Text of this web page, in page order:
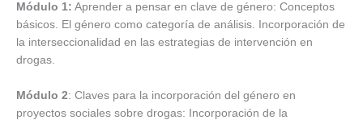
Módulo 1: Aprender a pensar en clave de género: Conceptos
básicos. El género como categoría de análisis. Incorporación de
la interseccionalidad en las estrategias de intervención en
drogas.
Módulo 2: Claves para la incorporación del género en
proyectos sociales sobre drogas: Incorporación de la